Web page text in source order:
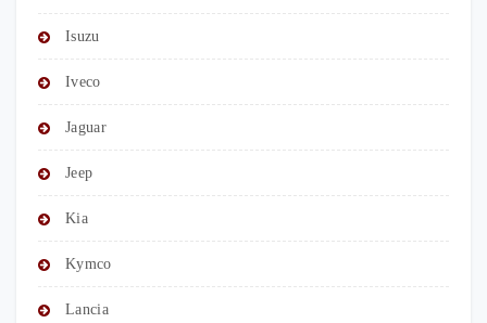
Isuzu
Iveco
Jaguar
Jeep
Kia
Kymco
Lancia